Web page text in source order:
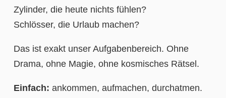
Zylinder, die heute nichts fühlen?
Schlösser, die Urlaub machen?
Das ist exakt unser Aufgabenbereich. Ohne
Drama, ohne Magie, ohne kosmisches Rätsel.
Einfach: ankommen, aufmachen, durchatmen.